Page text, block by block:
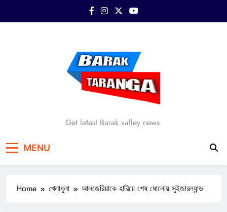
Barak Taranga
Get latest Barak valley news
MENU
Home খেলাধুলা আলজেরিয়াকে হারিয়ে শেষ ষোলোয় সুইজারল্যান্ড